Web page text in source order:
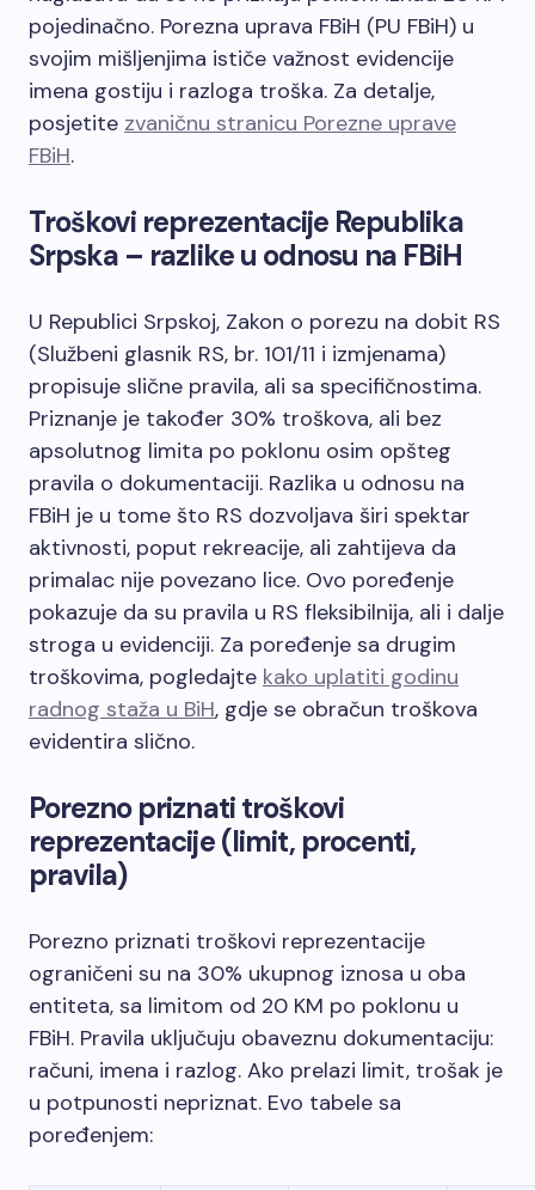
pojedinačno. Porezna uprava FBiH (PU FBiH) u
svojim mišljenjima ističe važnost evidencije
imena gostiju i razloga troška. Za detalje,
posjetite zvaničnu stranicu Porezne uprave
FBiH.
Troškovi reprezentacije Republika
Srpska – razlike u odnosu na FBiH
U Republici Srpskoj, Zakon o porezu na dobit RS
(Službeni glasnik RS, br. 101/11 i izmjenama)
propisuje slične pravila, ali sa specifičnostima.
Priznanje je također 30% troškova, ali bez
apsolutnog limita po poklonu osim opšteg
pravila o dokumentaciji. Razlika u odnosu na
FBiH je u tome što RS dozvoljava širi spektar
aktivnosti, poput rekreacije, ali zahtijeva da
primalac nije povezano lice. Ovo poređenje
pokazuje da su pravila u RS fleksibilnija, ali i dalje
stroga u evidenciji. Za poređenje sa drugim
troškovima, pogledajte kako uplatiti godinu
radnog staža u BiH, gdje se obračun troškova
evidentira slično.
Porezno priznati troškovi
reprezentacije (limit, procenti,
pravila)
Porezno priznati troškovi reprezentacije
ograničeni su na 30% ukupnog iznosa u oba
entiteta, sa limitom od 20 KM po poklonu u
FBiH. Pravila uključuju obaveznu dokumentaciju:
računi, imena i razlog. Ako prelazi limit, trošak je
u potpunosti nepriznat. Evo tabele sa
poređenjem: